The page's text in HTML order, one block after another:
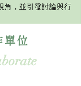
角，並引發討論與行
多>
單位